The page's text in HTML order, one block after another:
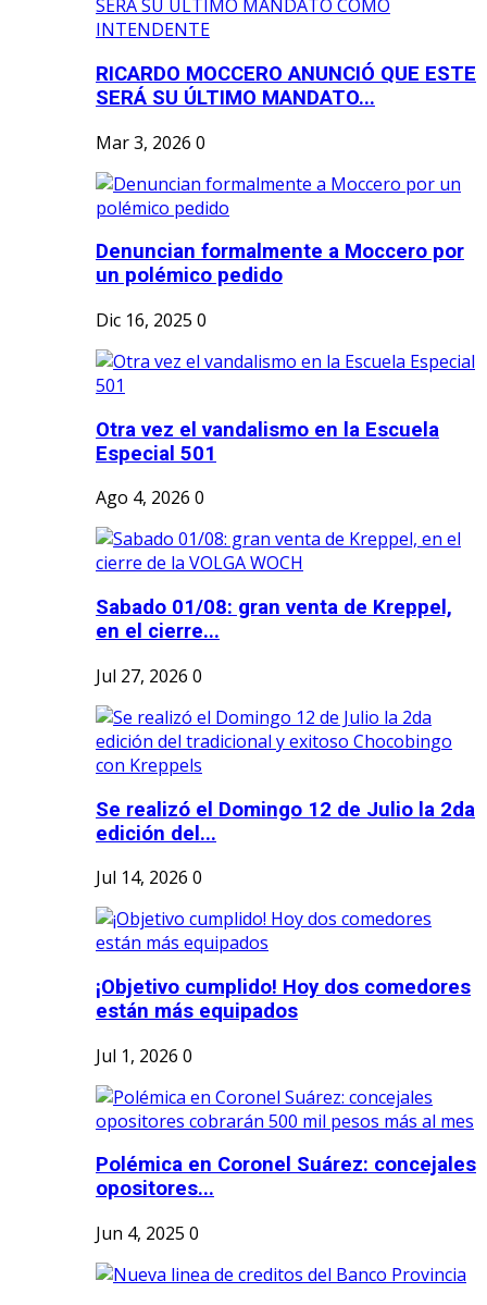
RICARDO MOCCERO ANUNCIÓ QUE ESTE
SERÁ SU ÚLTIMO MANDATO...
Mar 3, 2026 0
Denuncian formalmente a Moccero por
un polémico pedido
Dic 16, 2025 0
Otra vez el vandalismo en la Escuela
Especial 501
Ago 4, 2026 0
Sabado 01/08: gran venta de Kreppel,
en el cierre...
Jul 27, 2026 0
Se realizó el Domingo 12 de Julio la 2da
edición del...
Jul 14, 2026 0
¡Objetivo cumplido! Hoy dos comedores
están más equipados
Jul 1, 2026 0
Polémica en Coronel Suárez: concejales
opositores...
Jun 4, 2025 0